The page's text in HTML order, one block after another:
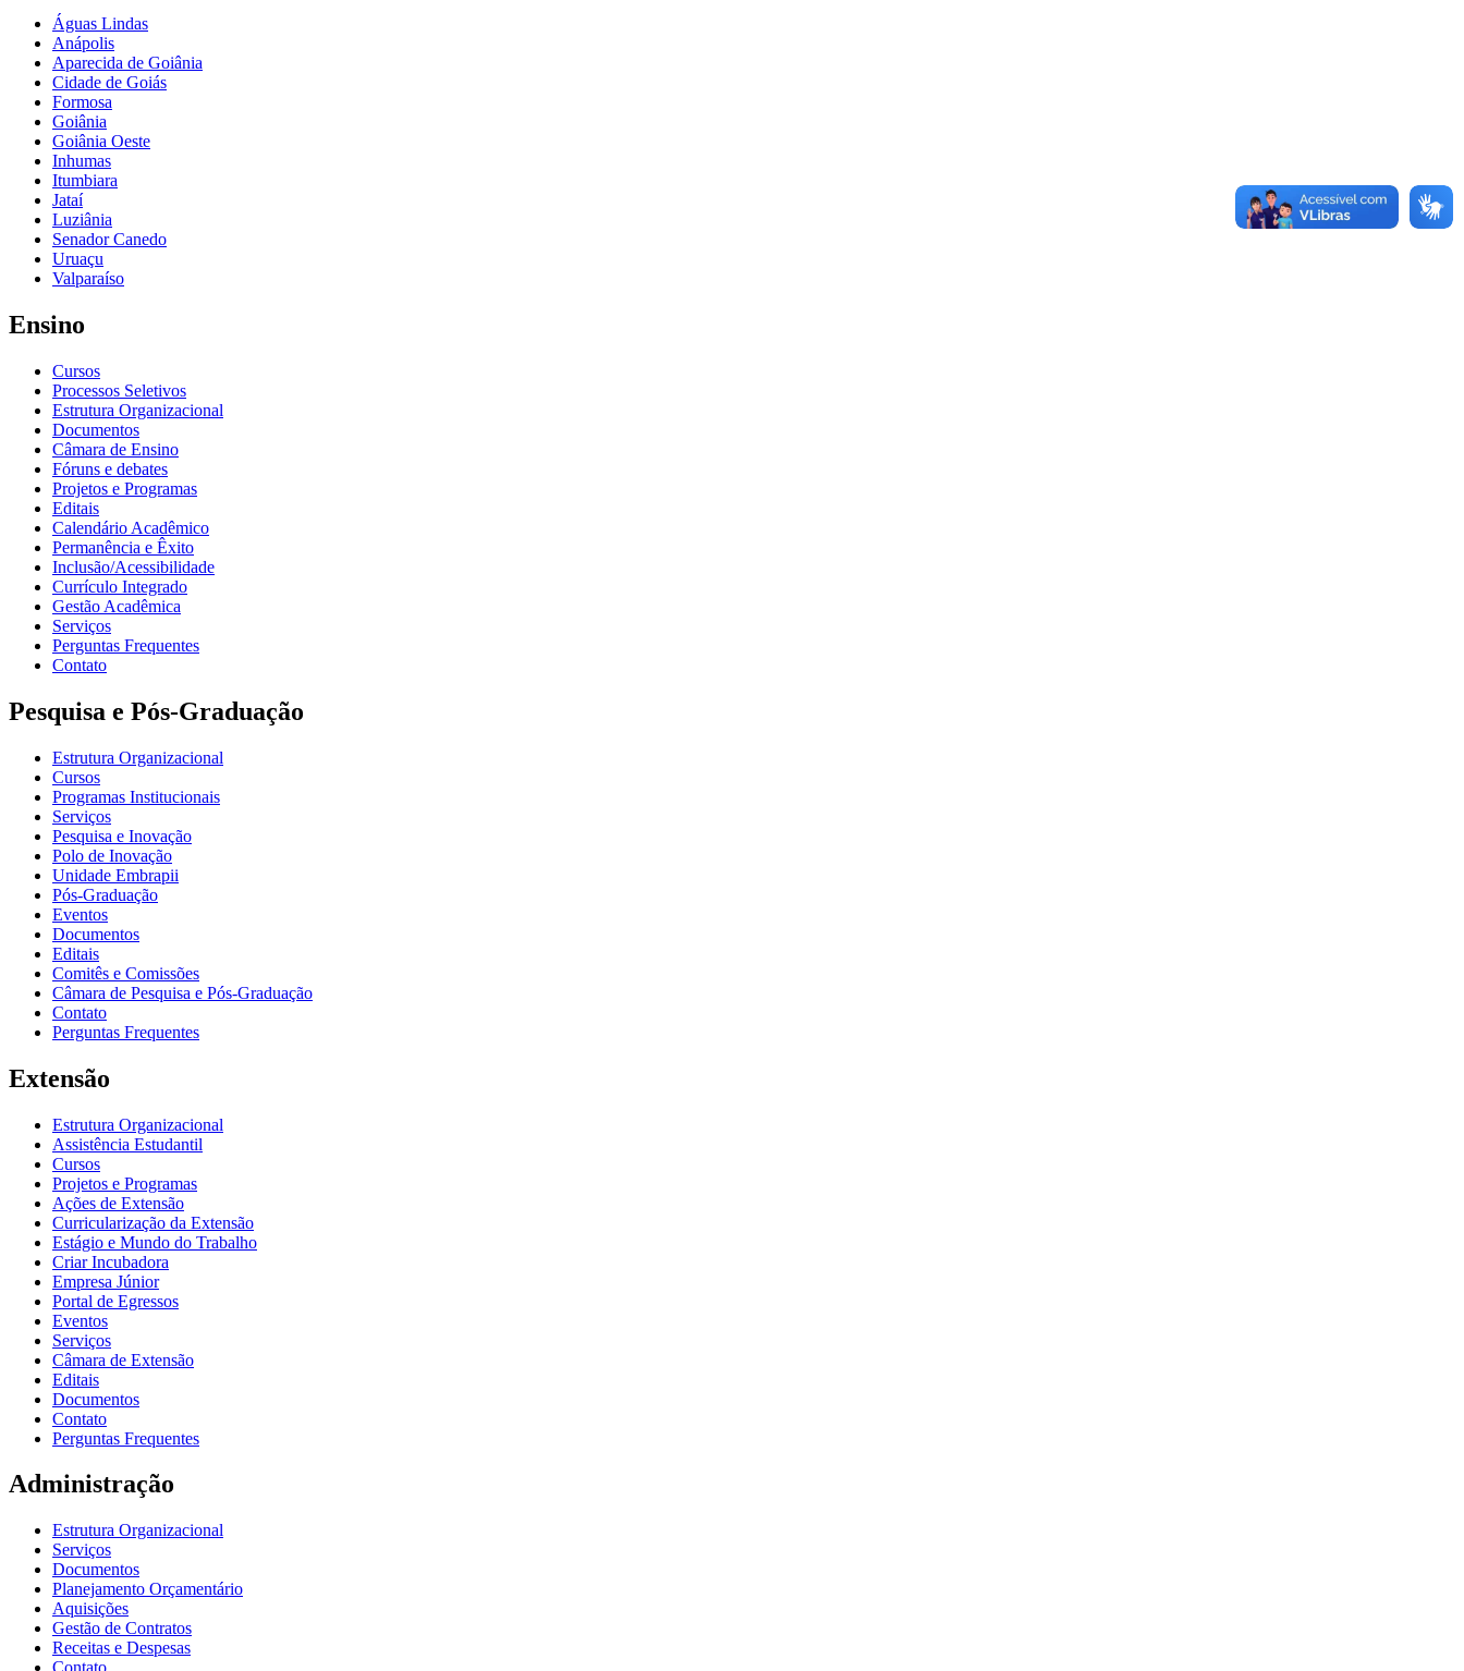
Águas Lindas
Anápolis
Aparecida de Goiânia
Cidade de Goiás
Formosa
Goiânia
Goiânia Oeste
Inhumas
Itumbiara
Jataí
Luziânia
Senador Canedo
Uruaçu
Valparaíso
Ensino
Cursos
Processos Seletivos
Estrutura Organizacional
Documentos
Câmara de Ensino
Fóruns e debates
Projetos e Programas
Editais
Calendário Acadêmico
Permanência e Êxito
Inclusão/Acessibilidade
Currículo Integrado
Gestão Acadêmica
Serviços
Perguntas Frequentes
Contato
Pesquisa e Pós-Graduação
Estrutura Organizacional
Cursos
Programas Institucionais
Serviços
Pesquisa e Inovação
Polo de Inovação
Unidade Embrapii
Pós-Graduação
Eventos
Documentos
Editais
Comitês e Comissões
Câmara de Pesquisa e Pós-Graduação
Contato
Perguntas Frequentes
Extensão
Estrutura Organizacional
Assistência Estudantil
Cursos
Projetos e Programas
Ações de Extensão
Curricularização da Extensão
Estágio e Mundo do Trabalho
Criar Incubadora
Empresa Júnior
Portal de Egressos
Eventos
Serviços
Câmara de Extensão
Editais
Documentos
Contato
Perguntas Frequentes
Administração
Estrutura Organizacional
Serviços
Documentos
Planejamento Orçamentário
Aquisições
Gestão de Contratos
Receitas e Despesas